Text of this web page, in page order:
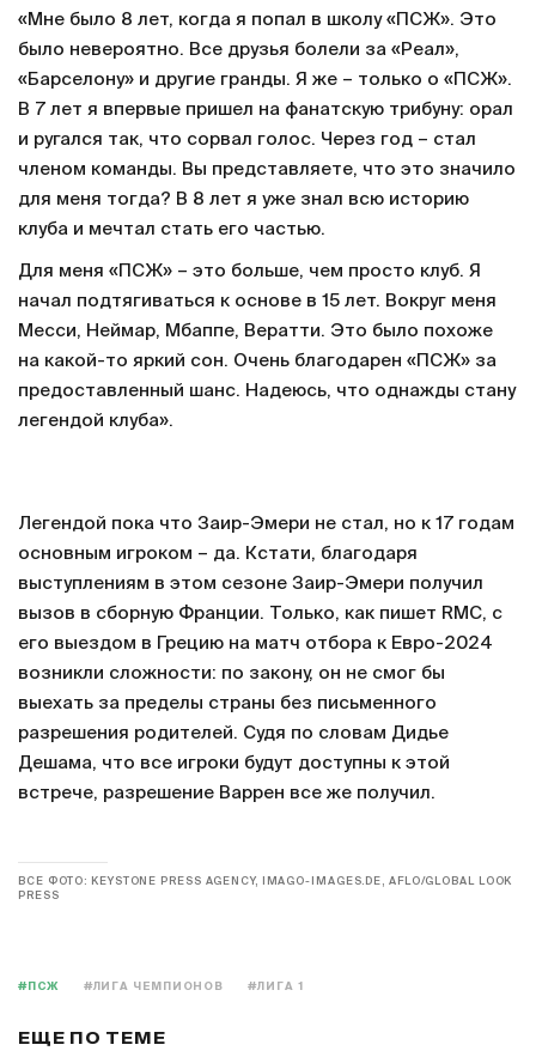
«Мне было 8 лет, когда я попал в школу «ПСЖ». Это
было невероятно. Все друзья болели за «Реал»,
«Барселону» и другие гранды. Я же – только о «ПСЖ».
В 7 лет я впервые пришел на фанатскую трибуну: орал
и ругался так, что сорвал голос. Через год – стал
членом команды. Вы представляете, что это значило
для меня тогда? В 8 лет я уже знал всю историю
клуба и мечтал стать его частью.
Для меня «ПСЖ» – это больше, чем просто клуб. Я
начал подтягиваться к основе в 15 лет. Вокруг меня
Месси, Неймар, Мбаппе, Вератти. Это было похоже
на какой-то яркий сон. Очень благодарен «ПСЖ» за
предоставленный шанс. Надеюсь, что однажды стану
легендой клуба».
Легендой пока что Заир-Эмери не стал, но к 17 годам
основным игроком – да. Кстати, благодаря
выступлениям в этом сезоне Заир-Эмери получил
вызов в сборную Франции. Только, как пишет RMC, с
его выездом в Грецию на матч отбора к Евро-2024
возникли сложности: по закону, он не смог бы
выехать за пределы страны без письменного
разрешения родителей. Судя по словам Дидье
Дешама, что все игроки будут доступны к этой
встрече, разрешение Варрен все же получил.
ВСЕ ФОТО: KEYSTONE PRESS AGENCY, IMAGO-IMAGES.DE, AFLO/GLOBAL LOOK
PRESS
#ПСЖ #ЛИГА ЧЕМПИОНОВ #ЛИГА 1
ЕЩЕ ПО ТЕМЕ